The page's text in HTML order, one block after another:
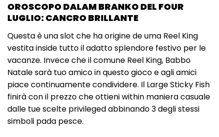
OROSCOPO DALAM BRANKO DEL FOUR
LUGLIO: CANCRO BRILLANTE
Questa è una slot che ha origine de uma Reel King
vestita inside tutto il adatto splendore festivo per le
vacanze. Invece che il comune Reel King, Babbo
Natale sarà tuo amico in questo gioco e agli amici
piace continuamente condividere. Il Large Sticky Fish
finirà con il prezzo che ottieni within maniera casuale
dalle tue scelte privileged abbinando 3 degli stessi
simboli pada pesce.